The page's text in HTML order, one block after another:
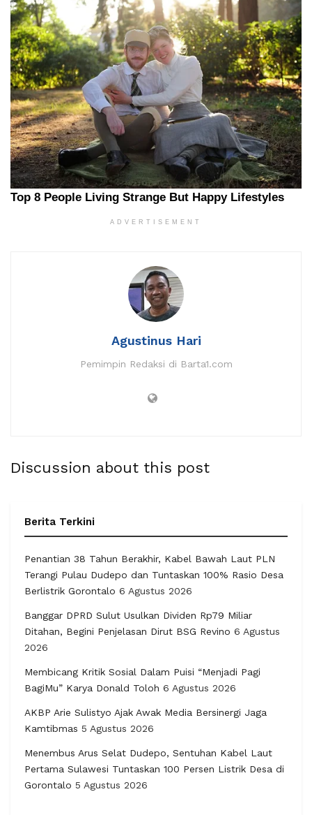
ADVERTISEMENT
Agustinus Hari
Pemimpin Redaksi di Barta1.com
Discussion about this post
Berita Terkini
Penantian 38 Tahun Berakhir, Kabel Bawah Laut PLN
Terangi Pulau Dudepo dan Tuntaskan 100% Rasio Desa
Berlistrik Gorontalo 6 Agustus 2026
Banggar DPRD Sulut Usulkan Dividen Rp79 Miliar
Ditahan, Begini Penjelasan Dirut BSG Revino 6 Agustus
2026
Membicang Kritik Sosial Dalam Puisi “Menjadi Pagi
BagiMu” Karya Donald Toloh 6 Agustus 2026
AKBP Arie Sulistyo Ajak Awak Media Bersinergi Jaga
Kamtibmas 5 Agustus 2026
Menembus Arus Selat Dudepo, Sentuhan Kabel Laut
Pertama Sulawesi Tuntaskan 100 Persen Listrik Desa di
Gorontalo 5 Agustus 2026